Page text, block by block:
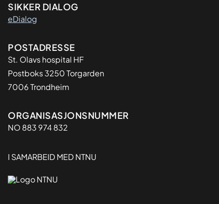
SIKKER DIALOG
eDialog
Adresse
POSTADRESSE
St. Olavs hospital HF
Postboks 3250 Torgarden
7006 Trondheim
Organisasjon
ORGANISASJONSNUMMER
NO 883 974 832
I SAMARBEID MED NTNU